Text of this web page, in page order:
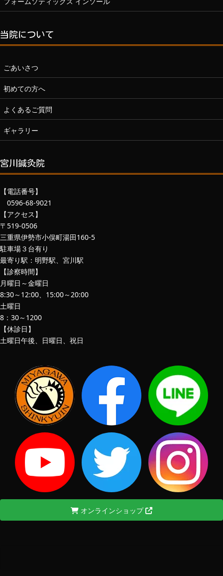
当院について
ごあいさつ
初めての方へ
よくあるご質問
ギャラリー
宮川鍼灸院
【電話番号】
0596-68-9021
【アクセス】
〒519-0506
三重県伊勢市小俣町湯田160-5
駐車場３台有り
最寄り駅：明野駅、宮川駅
【診察時間】
月曜日～金曜日
8:30～12:00、15:00～20:00
土曜日
8：30～1200
【休診日】
土曜日午後、日曜日、祝日
オンラインショップ